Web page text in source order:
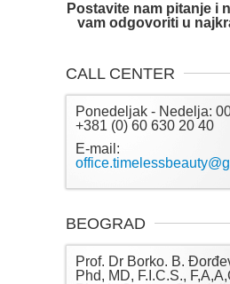
Postavite nam pitanje i
vam odgovoriti u
CALL CENTER
Ponedeljak - Nedelja:
+381 (0) 60 630 20 40
E-mail:
BEOGRAD
Prof. Dr Borko. B.
Phd, MD, F.I.C.S.,